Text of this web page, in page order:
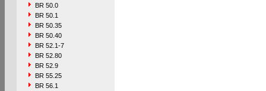
BR 50.0
BR 50.1
BR 50.35
BR 50.40
BR 52.1-7
BR 52.80
BR 52.9
BR 55.25
BR 56.1